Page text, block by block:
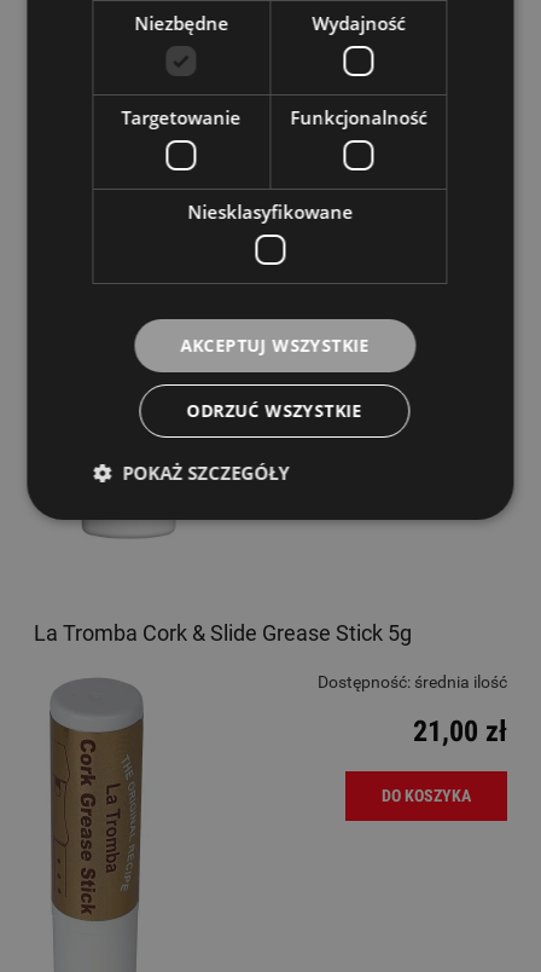
Środek do pielęgnacji - J. Meinlschmidt JM Slide
36,00 zł
DO KOSZYKA
La Tromba Cork & Slide Grease Stick 5g
Dostępność: średnia ilość
21,00 zł
DO KOSZYKA
Niezbędne Wydajność
Targetowanie Funkcjonalność
Niesklasyfikowane
AKCEPTUJ WSZYSTKIE
ODRZUĆ WSZYSTKIE
POKAŻ SZCZEGÓŁY